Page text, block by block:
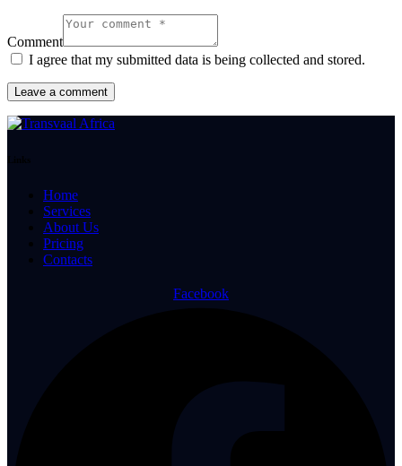
Comment
I agree that my submitted data is being collected and stored.
Home
Services
About Us
Pricing
Contacts
Facebook